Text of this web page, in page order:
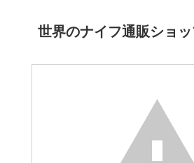
世界のナイフ通販ショ